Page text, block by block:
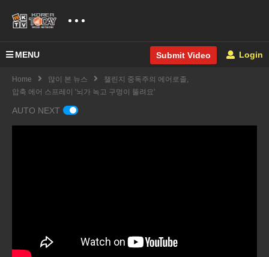
MENU Submit Video Login
Home 많이 본 뉴스
챌린지 중독주의 에어로졸,
압축 에어 스프레이 '뇌가 녹고 구멍이 뚤려요'
AUTO NEXT